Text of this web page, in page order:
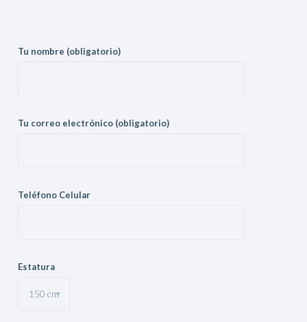
Tu nombre (obligatorio)
Tu correo electrónico (obligatorio)
Teléfono Celular
Estatura